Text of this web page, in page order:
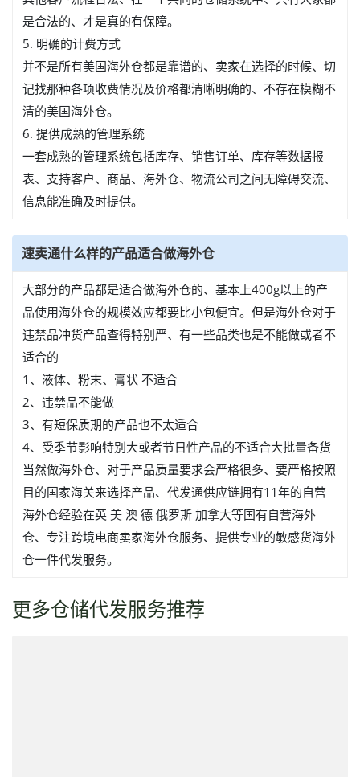
是合法的、才是真的有保障。
5. 明确的计费方式
并不是所有美国海外仓都是靠谱的、卖家在选择的时候、切
记找那种各项收费情况及价格都清晰明确的、不存在模糊不
清的美国海外仓。
6. 提供成熟的管理系统
一套成熟的管理系统包括库存、销售订单、库存等数据报
表、支持客户、商品、海外仓、物流公司之间无障碍交流、
信息能准确及时提供。
速卖通什么样的产品适合做海外仓
大部分的产品都是适合做海外仓的、基本上400g以上的产
品使用海外仓的规模效应都要比小包便宜。但是海外仓对于
违禁品冲货产品查得特别严、有一些品类也是不能做或者不
适合的
1、液体、粉末、膏状 不适合
2、违禁品不能做
3、有短保质期的产品也不太适合
4、受季节影响特别大或者节日性产品的不适合大批量备货
当然做海外仓、对于产品质量要求会严格很多、要严格按照
目的国家海关来选择产品、代发通供应链拥有11年的自营
海外仓经验在英 美 澳 德 俄罗斯 加拿大等国有自营海外
仓、专注跨境电商卖家海外仓服务、提供专业的敏感货海外
仓一件代发服务。
更多仓储代发服务推荐